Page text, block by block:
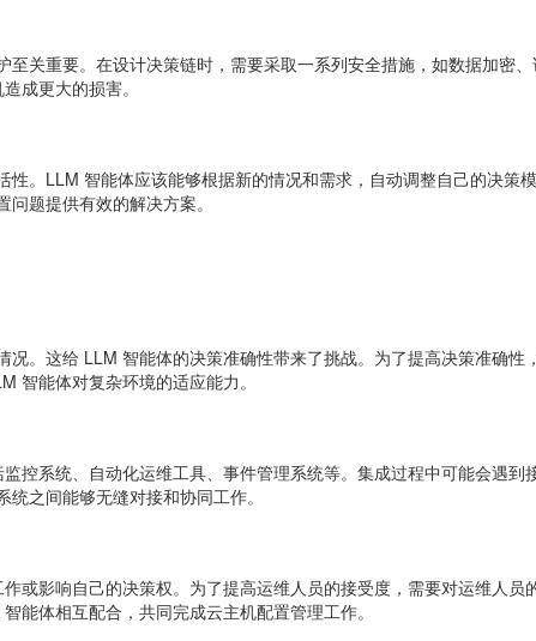
关重要。在设计决策链时，需要采取一系列安全措施，如数据加密
成更大的损害。
。LLM 智能体应该能够根据新的情况和需求，自动调整自己的决策
题提供有效的解决方案。
。这给 LLM 智能体的决策准确性带来了挑战。为了提高决策准确性
智能体对复杂环境的适应能力。
系统、自动化运维工具、事件管理系统等。集成过程中可能会遇到
之间能够无缝对接和协同工作。
或影响自己的决策权。为了提高运维人员的接受度，需要对运维人
能体相互配合，共同完成云主机配置管理工作。